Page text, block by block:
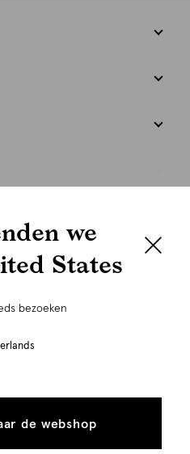
vergelijkbare
we
States
bezoeken
de webshop